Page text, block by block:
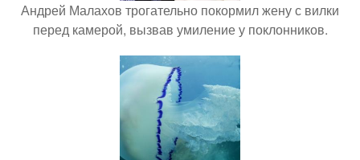
Андрей Малахов трогательно покормил жену с вилки
перед камерой, вызвав умиление у поклонников.